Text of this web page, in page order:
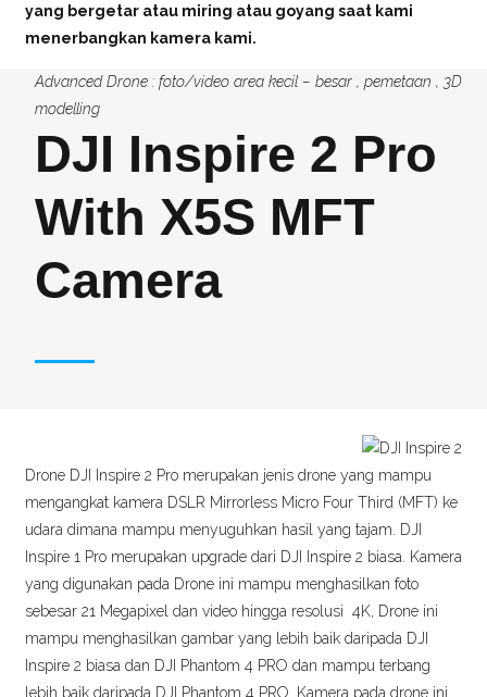
yang bergetar atau miring atau goyang saat kami
menerbangkan kamera kami.
Advanced Drone : foto/video area kecil – besar , pemetaan , 3D
modelling
DJI Inspire 2 Pro
With X5S MFT
Camera
Drone DJI Inspire 2 Pro merupakan jenis drone yang mampu
mengangkat kamera DSLR Mirrorless Micro Four Third (MFT) ke
udara dimana mampu menyuguhkan hasil yang tajam. DJI
Inspire 1 Pro merupakan upgrade dari DJI Inspire 2 biasa. Kamera
yang digunakan pada Drone ini mampu menghasilkan foto
sebesar 21 Megapixel dan video hingga resolusi 4K, Drone ini
mampu menghasilkan gambar yang lebih baik daripada DJI
Inspire 2 biasa dan DJI Phantom 4 PRO dan mampu terbang
lebih baik daripada DJI Phantom 4 PRO. Kamera pada drone ini